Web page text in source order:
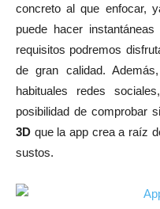
concreto al que enfocar,
puede hacer
requisitos podremos
de gran calidad.
habituales redes
posibilidad de comprobar
3D que la app crea a raíz
sustos.